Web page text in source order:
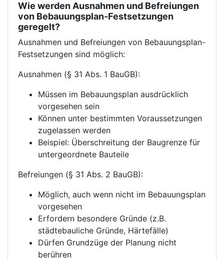
Wie werden Ausnahmen und Befreiungen
von Bebauungsplan-Festsetzungen
geregelt?
Ausnahmen und Befreiungen von Bebauungsplan-
Festsetzungen sind möglich:
Ausnahmen (§ 31 Abs. 1 BauGB):
Müssen im Bebauungsplan ausdrücklich
vorgesehen sein
Können unter bestimmten Voraussetzungen
zugelassen werden
Beispiel: Überschreitung der Baugrenze für
untergeordnete Bauteile
Befreiungen (§ 31 Abs. 2 BauGB):
Möglich, auch wenn nicht im Bebauungsplan
vorgesehen
Erfordern besondere Gründe (z.B.
städtebauliche Gründe, Härtefälle)
Dürfen Grundzüge der Planung nicht
berühren